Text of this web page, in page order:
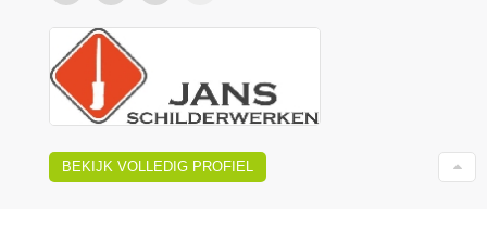
BEKIJK VOLLEDIG PROFIEL